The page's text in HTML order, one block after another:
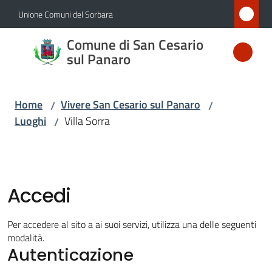
Vai al contenuto
Vai alla navigazione
Vai al footer
Unione Comuni del Sorbara
Comune di San Cesario
sul Panaro
Comune
di San
Panaro
Novità
Servizi
Home / Vivere San Cesario sul Panaro /
Luoghi / Villa Sorra
Accedi
Per accedere al sito a ai suoi servizi, utilizza una delle seguenti
modalità.
Autenticazione